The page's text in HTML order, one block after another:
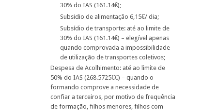
30% do IAS (161.14€);
Subsidio de alimentação 6,15€/ dia;
Subsídio de transporte: até ao limite de
30% do IAS (161.14€) – elegível apenas
quando comprovada a impossibilidade
de utilização de transportes coletivos;
Despesa de Acolhimento: até ao limite de
50% do IAS (268.5725€€) – quando o
formando comprove a necessidade de
confiar a terceiros, por motivo de frequência
de formação, filhos menores, filhos com